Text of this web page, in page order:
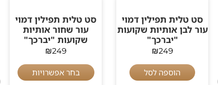
סט טלית תפילין דמוי
עור לבן אותיות שקועות
"יברכך"
₪249
הוספה לסל
סט טלית תפילין דמוי
עור שחור אותיות
שקועות "יברכך"
₪249
בחר אפשרויות